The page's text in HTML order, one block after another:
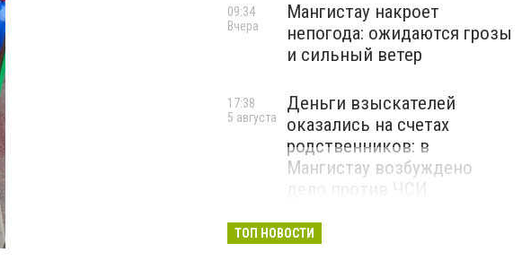
Мангистау накроет
непогода: ожидаются грозы
и сильный ветер
09:34
Вчера
Деньги взыскателей
оказались на счетах
родственников: в
Мангистау возбуждено
дело против ЧСИ
17:38
5 августа
ТОП НОВОСТИ